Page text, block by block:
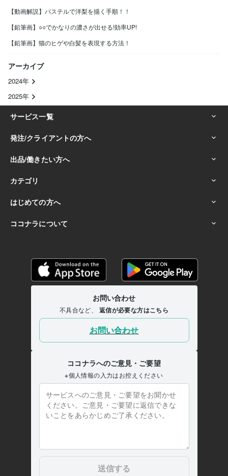
【動画解説】パステルで洋梨を描く手順！！
【鉛筆画】○○でかなりの濃さが出せる!効率UP!
【鉛筆画】猫のヒゲや白髪を表現する方法！
アーカイブ
2024年
2025年